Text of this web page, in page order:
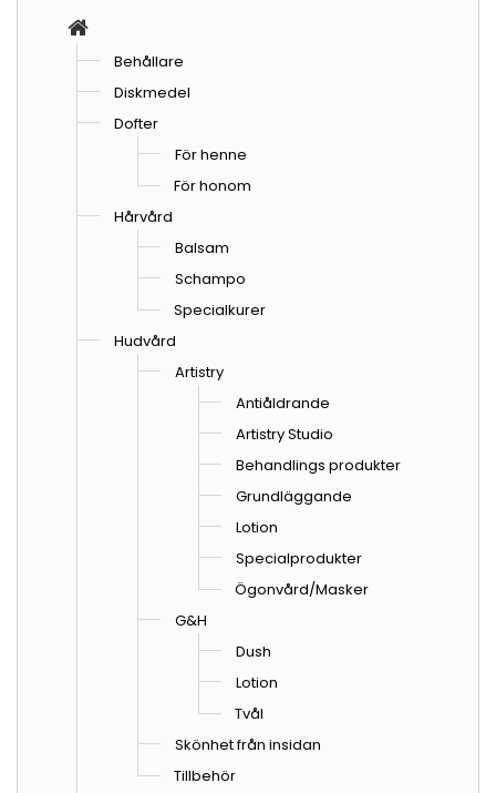
Behållare
Diskmedel
Dofter
För henne
För honom
Hårvård
Balsam
Schampo
Specialkurer
Hudvård
Artistry
Antiåldrande
Artistry Studio
Behandlings produkter
Grundläggande
Lotion
Specialprodukter
Ögonvård/Masker
G&H
Dush
Lotion
Tvål
Skönhet från insidan
Tillbehör